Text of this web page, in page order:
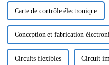
Carte de contrôle électronique
Conception et fabrication
Circuits flexibles Circuit